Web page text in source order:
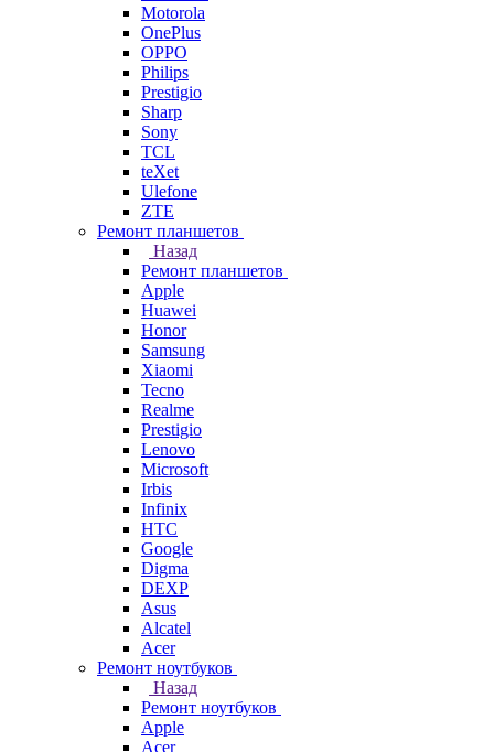
Motorola
OnePlus
OPPO
Philips
Prestigio
Sharp
Sony
TCL
teXet
Ulefone
ZTE
Ремонт планшетов
Назад
Ремонт планшетов
Apple
Huawei
Honor
Samsung
Xiaomi
Tecno
Realme
Prestigio
Lenovo
Microsoft
Irbis
Infinix
HTC
Google
Digma
DEXP
Asus
Alcatel
Acer
Ремонт ноутбуков
Назад
Ремонт ноутбуков
Apple
Acer